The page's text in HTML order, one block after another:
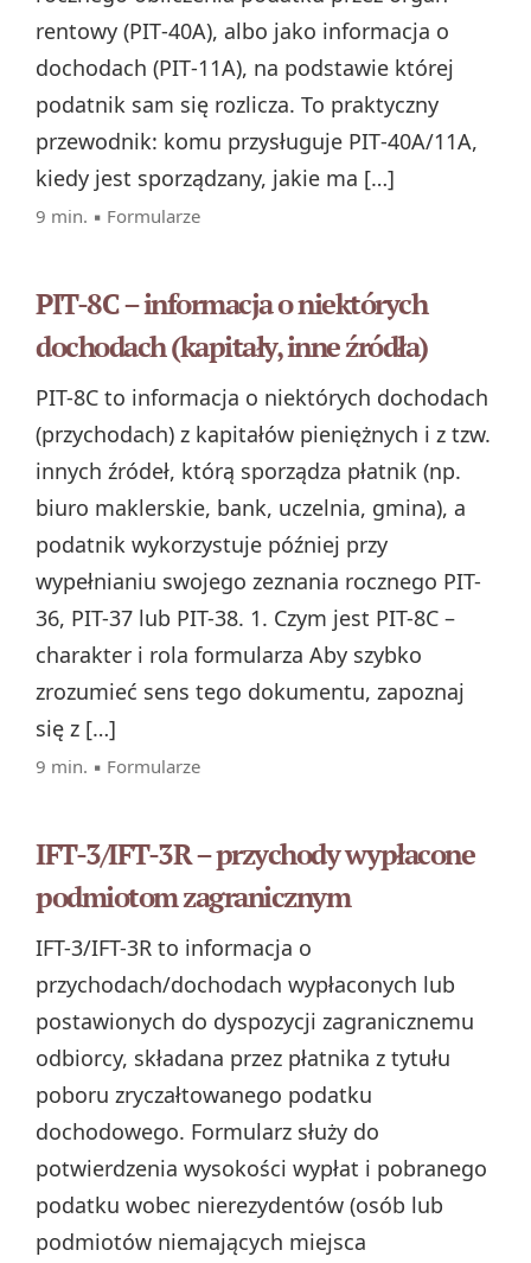
rentowy (PIT‑40A), albo jako informacja o
dochodach (PIT‑11A), na podstawie której
podatnik sam się rozlicza. To praktyczny
przewodnik: komu przysługuje PIT‑40A/11A,
kiedy jest sporządzany, jakie ma […]
9 min. ▪ Formularze
PIT-8C – informacja o niektórych
dochodach (kapitały, inne źródła)
PIT-8C to informacja o niektórych dochodach
(przychodach) z kapitałów pieniężnych i z tzw.
innych źródeł, którą sporządza płatnik (np.
biuro maklerskie, bank, uczelnia, gmina), a
podatnik wykorzystuje później przy
wypełnianiu swojego zeznania rocznego PIT-
36, PIT-37 lub PIT-38. 1. Czym jest PIT-8C –
charakter i rola formularza Aby szybko
zrozumieć sens tego dokumentu, zapoznaj
się z […]
9 min. ▪ Formularze
IFT-3/IFT-3R – przychody wypłacone
podmiotom zagranicznym
IFT-3/IFT-3R to informacja o
przychodach/dochodach wypłaconych lub
postawionych do dyspozycji zagranicznemu
odbiorcy, składana przez płatnika z tytułu
poboru zryczałtowanego podatku
dochodowego. Formularz służy do
potwierdzenia wysokości wypłat i pobranego
podatku wobec nierezydentów (osób lub
podmiotów niemających miejsca